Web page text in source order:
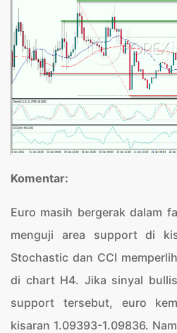
Komentar:
Euro masih bergerak dalam
menguji area support di
Stochastic dan CCI
di chart H4. Jika sinyal
support tersebut, euro
kisaran 1.09393-1.09836.